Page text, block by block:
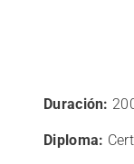
Duración:
Diploma: